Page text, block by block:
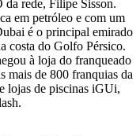
rede, Filipe Sisson.
em petróleo e com um
é o principal emirado
costa do Golfo Pérsico.
à loja do franqueado
mais de 800 franquias da
lojas de piscinas iGUi,